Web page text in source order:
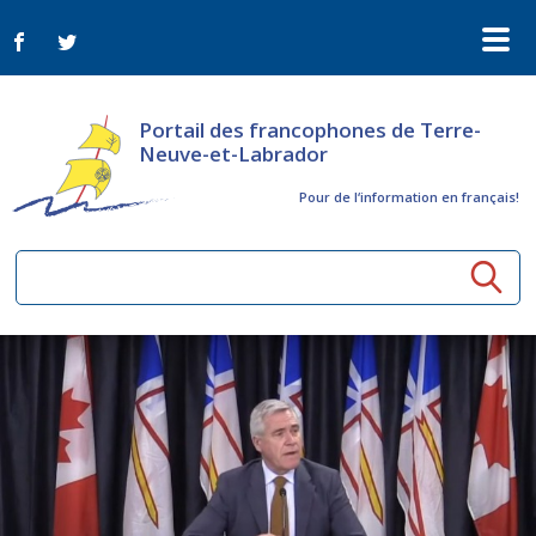
Portail des francophones de Terre-
Neuve-et-Labrador
Pour de l‘information en français!
Ressources communautaires
Aînés
Activités à distance
ConnectAînés
Arts et culture
Appels d'offres du secteur culturel
Plan de Développement Global
Organismes
Nouvelles
Bulletin Le FrancoTNL